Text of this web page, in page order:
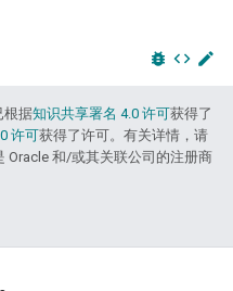
bug_report code edit
根据知识共享署名 4.0 许可获得了
许可获得了许可。有关详情，请
Oracle 和/或其关联公司的注册商